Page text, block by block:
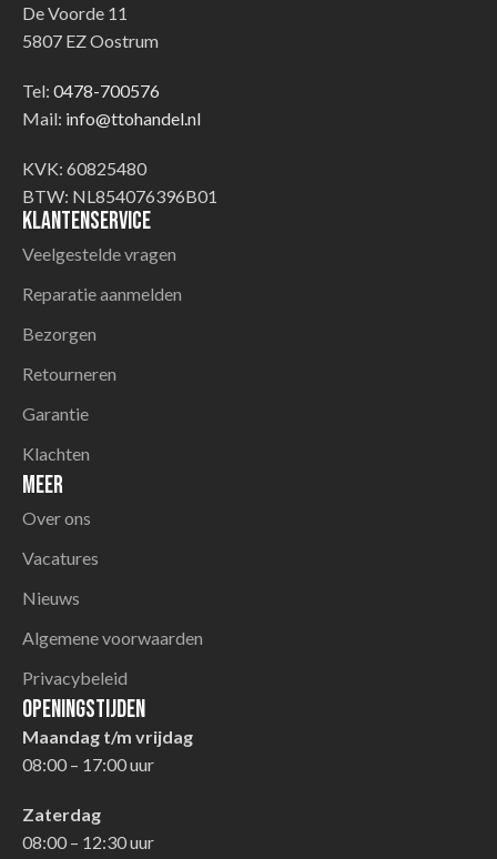
De Voorde 11
5807 EZ Oostrum
Tel: 0478-700576
Mail: info@ttohandel.nl
KVK: 60825480
BTW: NL854076396B01
Klantenservice
Veelgestelde vragen
Reparatie aanmelden
Bezorgen
Retourneren
Garantie
Klachten
Meer
Over ons
Vacatures
Nieuws
Algemene voorwaarden
Privacybeleid
Openingstijden
Maandag t/m vrijdag
08:00 – 17:00 uur
Zaterdag
08:00 – 12:30 uur